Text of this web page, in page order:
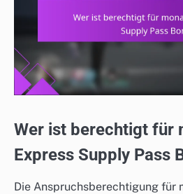
Wer ist berechtigt für
Express Supply Pass
Die Anspruchsberechtigung für